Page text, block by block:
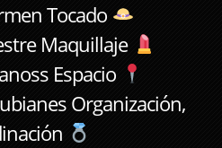
Tocado
Maquillaje
Espacio
Organización,